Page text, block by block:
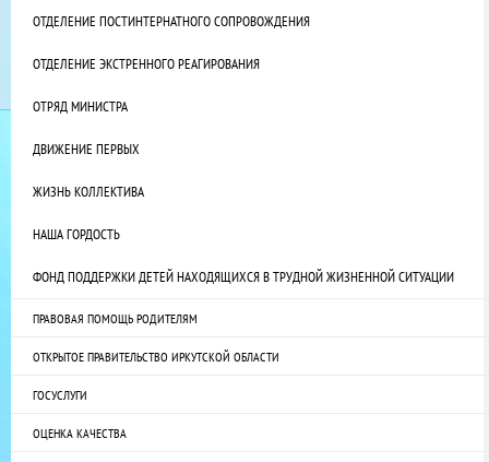
ОТДЕЛЕНИЕ ПОСТИНТЕРНАТНОГО СОПРОВОЖДЕНИЯ
ОТДЕЛЕНИЕ ЭКСТРЕННОГО РЕАГИРОВАНИЯ
ОТРЯД МИНИСТРА
ДВИЖЕНИЕ ПЕРВЫХ
ЖИЗНЬ КОЛЛЕКТИВА
НАША ГОРДОСТЬ
ФОНД ПОДДЕРЖКИ ДЕТЕЙ НАХОДЯЩИХСЯ В ТРУДНОЙ ЖИЗНЕННОЙ СИТУАЦИИ
ПРАВОВАЯ ПОМОЩЬ РОДИТЕЛЯМ
ОТКРЫТОЕ ПРАВИТЕЛЬСТВО ИРКУТСКОЙ ОБЛАСТИ
ГОСУСЛУГИ
ОЦЕНКА КАЧЕСТВА